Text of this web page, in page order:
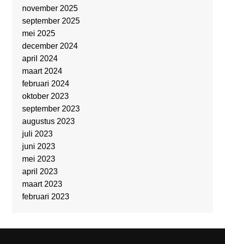
november 2025
september 2025
mei 2025
december 2024
april 2024
maart 2024
februari 2024
oktober 2023
september 2023
augustus 2023
juli 2023
juni 2023
mei 2023
april 2023
maart 2023
februari 2023